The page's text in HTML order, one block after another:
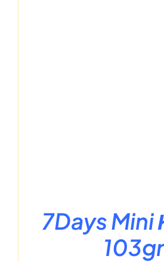
7Days Mini
103gr